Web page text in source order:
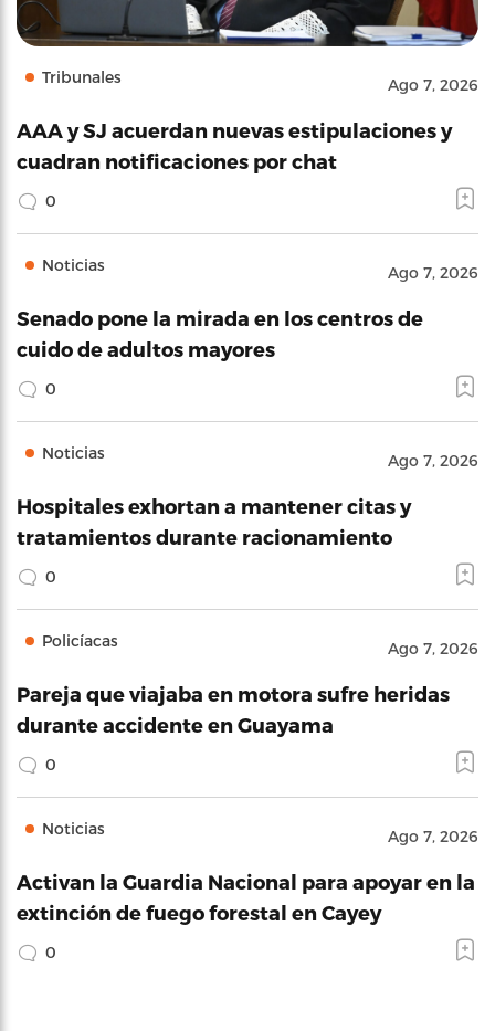
Tribunales Ago 7, 2026
AAA y SJ acuerdan nuevas estipulaciones y
cuadran notificaciones por chat
0
Noticias Ago 7, 2026
Senado pone la mirada en los centros de
cuido de adultos mayores
0
Noticias Ago 7, 2026
Hospitales exhortan a mantener citas y
tratamientos durante racionamiento
0
Policíacas Ago 7, 2026
Pareja que viajaba en motora sufre heridas
durante accidente en Guayama
0
Noticias Ago 7, 2026
Activan la Guardia Nacional para apoyar en la
extinción de fuego forestal en Cayey
0